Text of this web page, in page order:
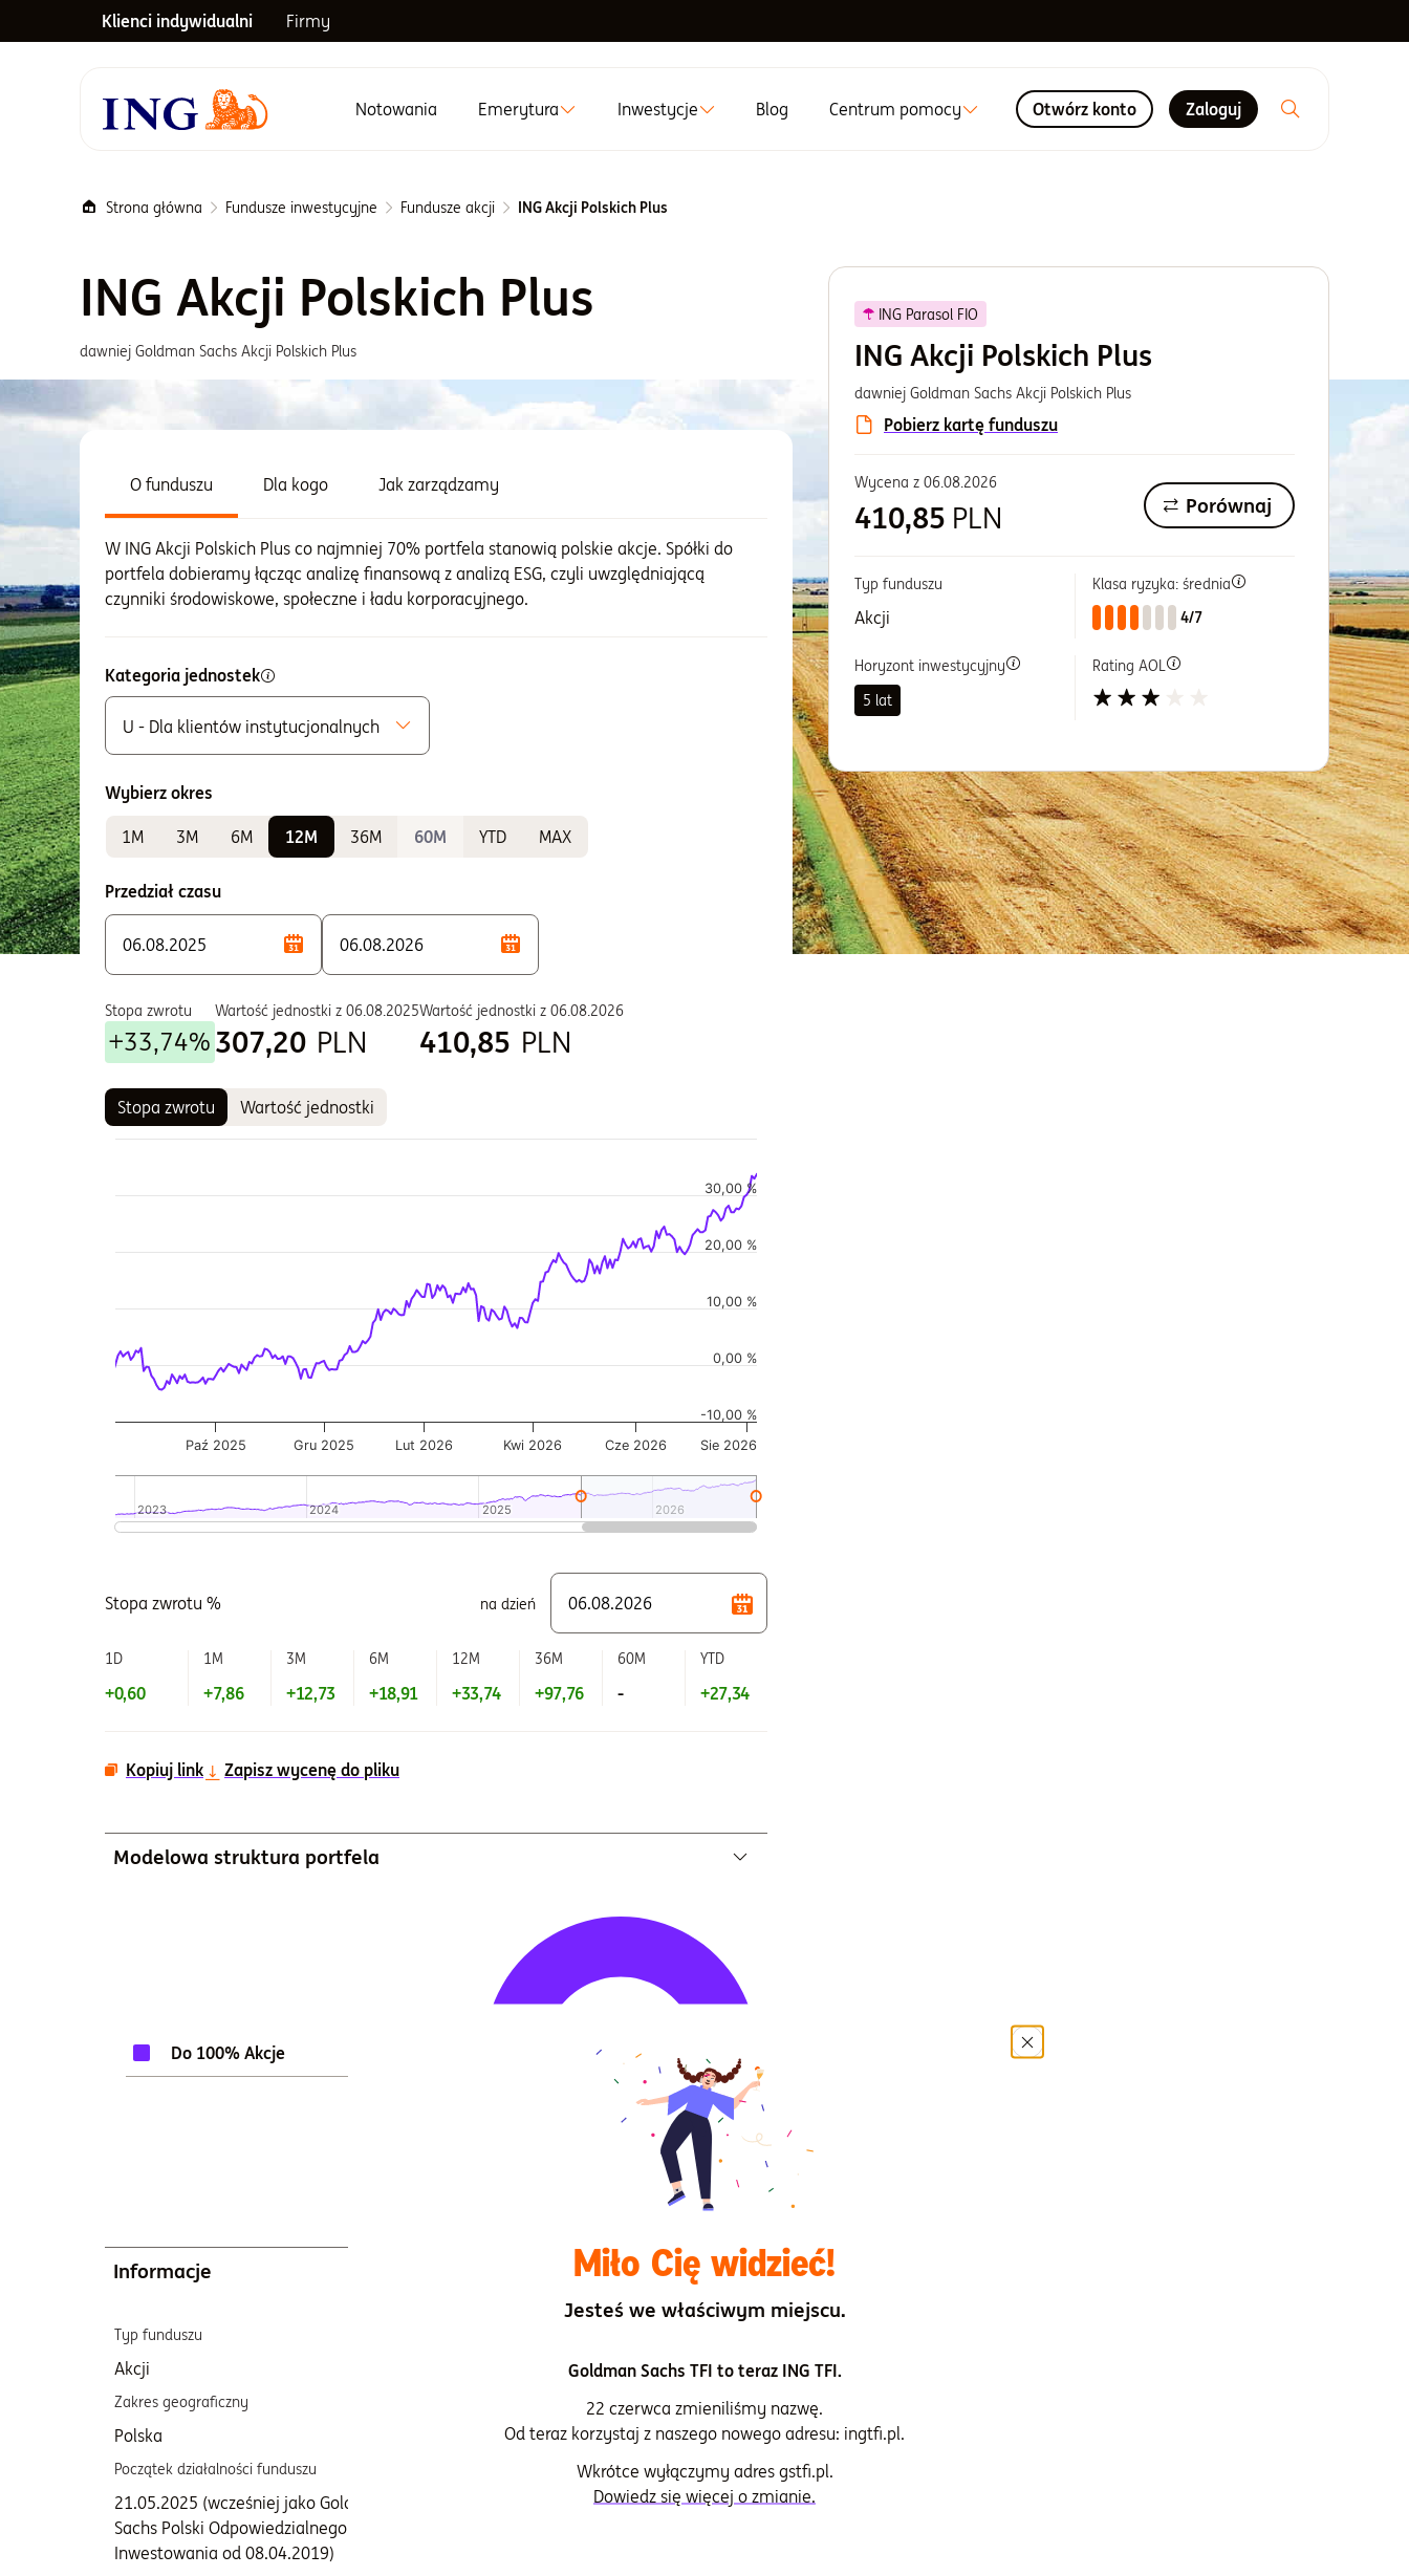
Klienci indywidualni Firmy
Menu główne
Notowania Emerytura Inwestycje Blog Centrum pomocy Otwórz konto Zaloguj
Strona główna Fundusze inwestycyjne Fundusze akcji ING Akcji Polskich Plus
ING Akcji Polskich Plus
dawniej Goldman Sachs Akcji Polskich Plus
ING Parasol FIO
ING Akcji Polskich Plus
dawniej Goldman Sachs Akcji Polskich Plus
Pobierz kartę funduszu
Wycena z 06.08.2026
410,85 PLN Porównaj
Typ funduszu
Akcji
Klasa ryzyka: średnia
4/7
Horyzont inwestycyjny
5 lat
Rating AOL
O funduszu Dla kogo Jak zarządzamy
W ING Akcji Polskich Plus co najmniej 70% portfela stanowią polskie akcje. Spółki do
portfela dobieramy łącząc analizę finansową z analizą ESG, czyli uwzględniającą
czynniki środowiskowe, społeczne i ładu korporacyjnego.
Kategoria jednostek
U - Dla klientów instytucjonalnych
K - Zbywane w ramach IKE i IKZE
Do sprawdzania wyników
P - Zbywane w ramach PSI
S - Zbywane w ramach PPE i PPI
T - Zbywane w ramach PPE i PPI
U - Dla klientów instytucjonalnych
Wybierz okres
1M 3M 6M 12M 36M 60M YTD MAX
Przedział czasu
Stopa zwrotu
+33,74%
Wartość jednostki z 06.08.2025
307,20 PLN
Wartość jednostki z 06.08.2026
410,85 PLN
Stopa zwrotu Wartość jednostki
Wykres ma 2 osi Y wyświetlające Wartość jednostki w czasie, i Wartość jednostki w czasie.
Paź 2025 Gru 2025 Lut 2026 Kwi 2026 Cze 2026 Sie 2026
2023
2023 2024
2024 2025
2025 2026
2026
0,00 %
-10,00 %
10,00 %
20,00 %
30,00 %
Stopa zwrotu % na dzień
1D 1M 3M 6M 12M 36M 60M YTD
+0,60 +7,86 +12,73 +18,91 +33,74 +97,76 - +27,34
Kopiuj link Zapisz wycenę do pliku
Modelowa struktura portfela
Do 100% Akcje
Informacje
Typ funduszu
Akcji
Zakres geograficzny
Polska
Początek działalności funduszu
21.05.2025 (wcześniej jako Goldman
Sachs Polski Odpowiedzialnego
Inwestowania od 08.04.2019)
Opłata za zarządzanie i administrację (w skali
Miło Cię widzieć!
Jesteś we właściwym miejscu.
Goldman Sachs TFI to teraz ING TFI.
22 czerwca zmieniliśmy nazwę.
Od teraz korzystaj z naszego nowego adresu: ingtfi.pl.
Wkrótce wyłączymy adres gstfi.pl.
Dowiedz się więcej o zmianie.